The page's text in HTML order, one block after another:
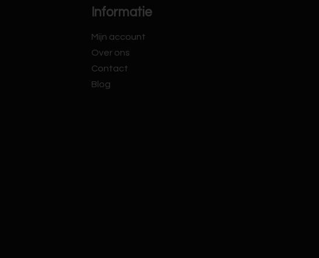
Informatie
Mijn account
Over ons
Contact
Blog